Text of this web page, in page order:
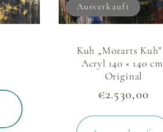
Ausverkauft
Kuh „Mozarts
Acryl 140 × 140
Original
Normaler
€2.530,00